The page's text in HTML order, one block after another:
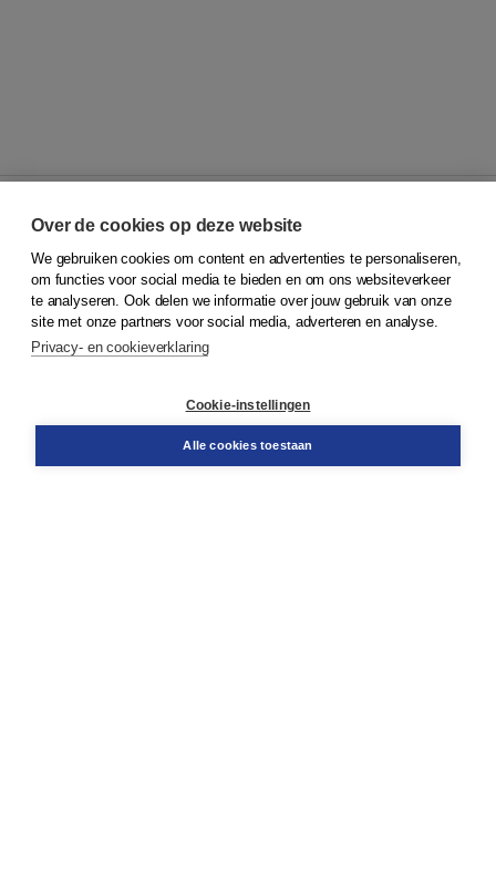
© 2026Koninklijke Boom uitgevers
Klantenservice
Service & informatie
Contact
Over de cookies op deze website
We gebruiken cookies om content en advertenties te personaliseren,
om functies voor social media te bieden en om ons websiteverkeer
te analyseren. Ook delen we informatie over jouw gebruik van onze
site met onze partners voor social media, adverteren en analyse.
Privacy- en cookieverklaring
Cookie-instellingen
Alle cookies toestaan